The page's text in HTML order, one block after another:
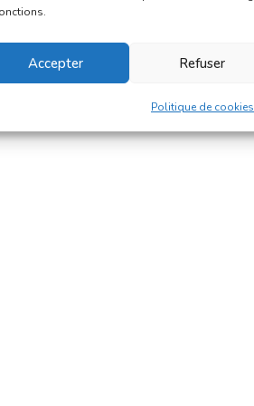
Accepter Refuser
Politique de cookies